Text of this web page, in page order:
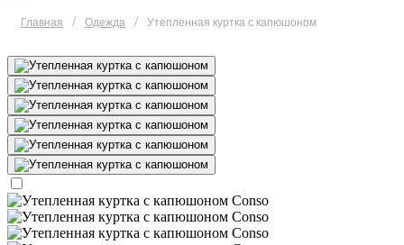
Главная / Одежда / Утепленная куртка с капюшоном